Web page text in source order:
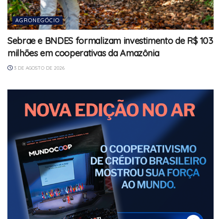
AGRONEGÓCIO
Sebrae e BNDES formalizam investimento de R$ 103
milhões em cooperativas da Amazônia
3 DE AGOSTO DE 2026